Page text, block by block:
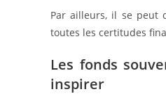
Par ailleurs, il se peut
toutes les certitudes
Les fonds
inspirer